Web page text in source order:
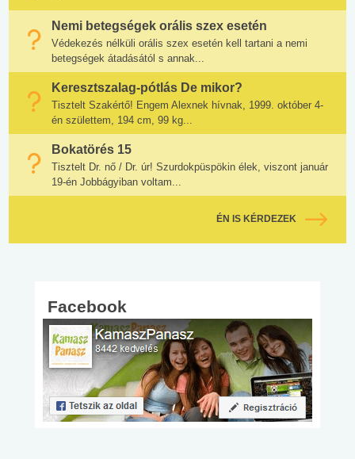
Nemi betegségek orális szex esetén
Védekezés nélküli orális szex esetén kell tartani a nemi
betegségek átadásától s annak...
Keresztszalag-pótlás De mikor?
Tisztelt Szakértő! Engem Alexnek hívnak, 1999. október 4-
én születtem, 194 cm, 99 kg...
Bokatörés 15
Tisztelt Dr. nő / Dr. úr! Szurdokpüspökin élek, viszont január
19-én Jobbágyiban voltam...
ÉN IS KÉRDEZEK
Facebook